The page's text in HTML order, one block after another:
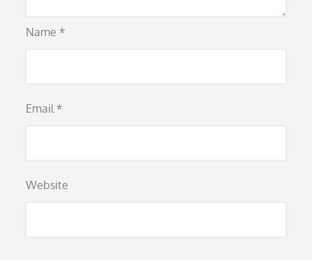
Name *
Email *
Website